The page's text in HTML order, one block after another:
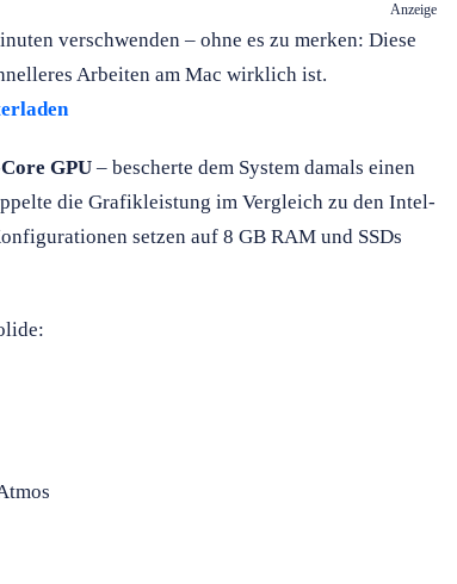
Anzeige
verschwenden – ohne es zu merken: Diese
Arbeiten am Mac wirklich ist.
GPU – bescherte dem System damals einen
die Grafikleistung im Vergleich zu den Intel-
setzen auf 8 GB RAM und SSDs